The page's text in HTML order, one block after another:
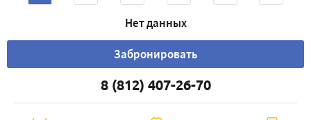
Нет данных
Забронировать
8 (812) 407-26-70